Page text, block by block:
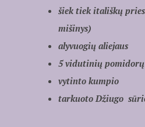
šiek tiek itališkų
mišinys)
alyvuogių aliejaus
5 vidutinių pomidorų
vytinto kumpio
tarkuoto Džiugo